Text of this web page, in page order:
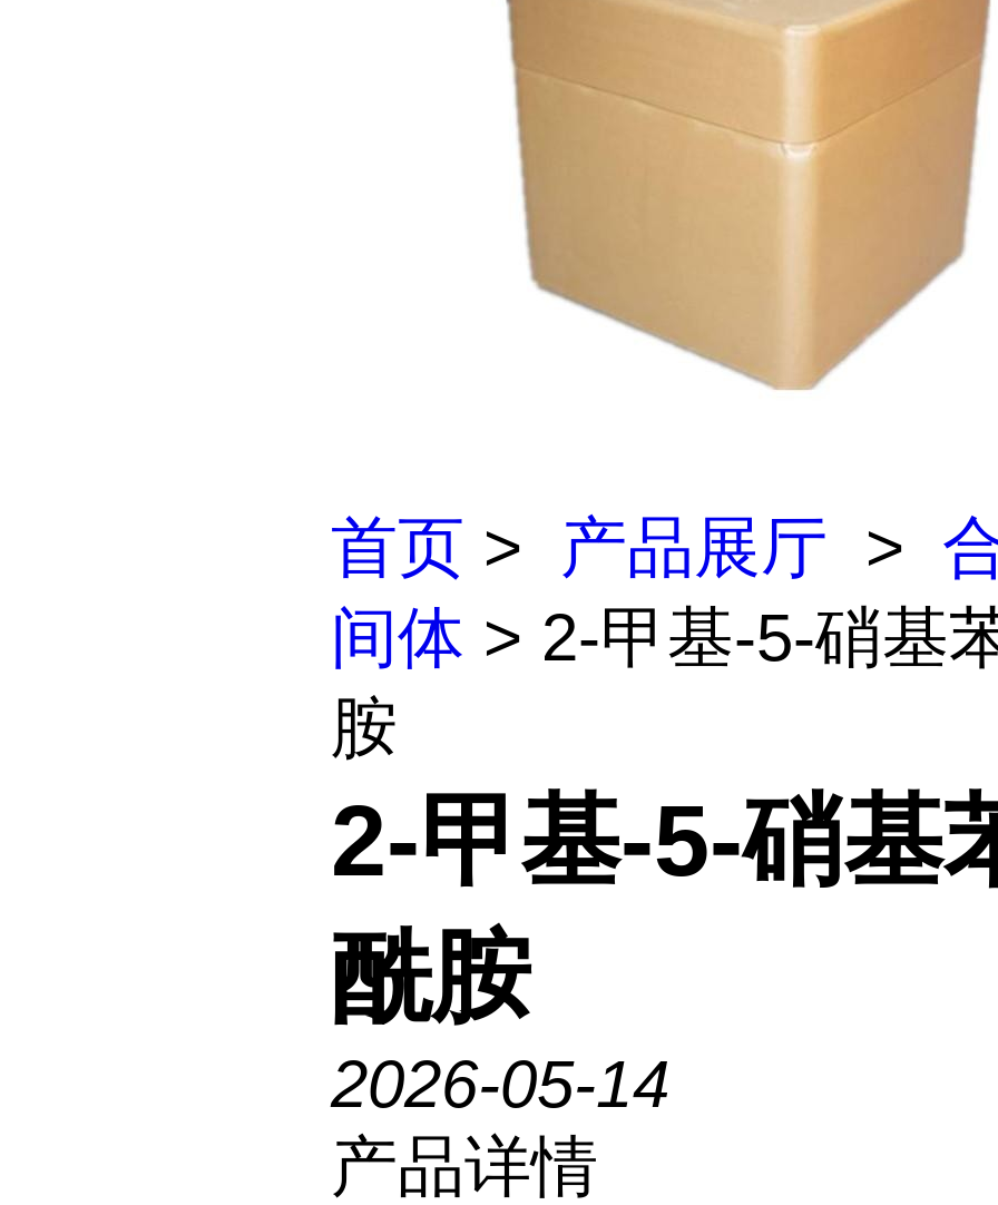
首页 > 产品展厅 >
间体 > 2-甲基-5-硝基
胺
2-甲基-5-硝基
酰胺
2026-05-14
产品详情